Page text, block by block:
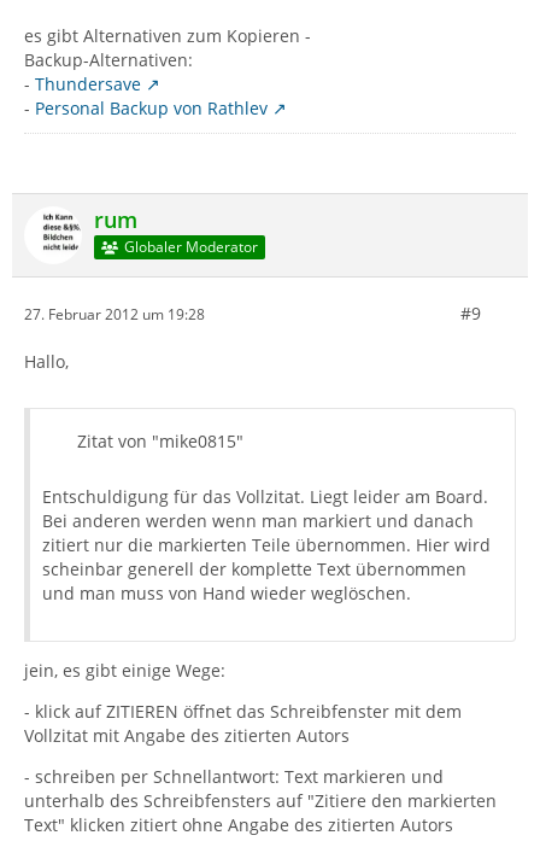
es gibt Alternativen zum Kopieren -
Backup-Alternativen:
- Thundersave
- Personal Backup von Rathlev
rum
Globaler Moderator
27. Februar 2012 um 19:28 #9
Hallo,
Zitat von "mike0815"
Entschuldigung für das Vollzitat. Liegt leider am Board.
Bei anderen werden wenn man markiert und danach
zitiert nur die markierten Teile übernommen. Hier wird
scheinbar generell der komplette Text übernommen
und man muss von Hand wieder weglöschen.
jein, es gibt einige Wege:
- klick auf ZITIEREN öffnet das Schreibfenster mit dem
Vollzitat mit Angabe des zitierten Autors
- schreiben per Schnellantwort: Text markieren und
unterhalb des Schreibfensters auf "Zitiere den markierten
Text" klicken zitiert ohne Angabe des zitierten Autors